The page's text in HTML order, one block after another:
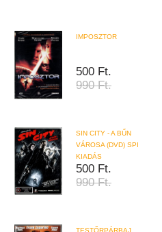
IMPOSZTOR
500 Ft.
990 Ft.
SIN CITY - A BŰN
VÁROSA (DVD) SPI
KIADÁS
500 Ft.
990 Ft.
TESTŐRPÁRBAJ